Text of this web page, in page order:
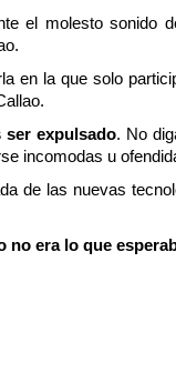
el molesto sonido
en la que solo
expulsado. No
incomodas u
de las nuevas
era lo que